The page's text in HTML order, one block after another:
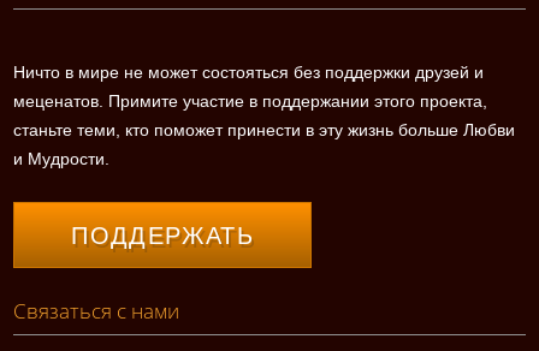
Ничто в мире не может состояться без поддержки друзей и
меценатов. Примите участие в поддержании этого проекта,
станьте теми, кто поможет принести в эту жизнь больше Любви
и Мудрости.
ПОДДЕРЖАТЬ
Связаться с нами